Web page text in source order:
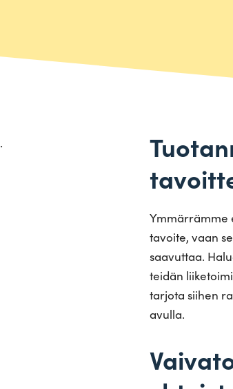
Ymmär­rämme
tavoite, vaan
saa­vuttaa.
teidän
tarjota siihen
avulla.